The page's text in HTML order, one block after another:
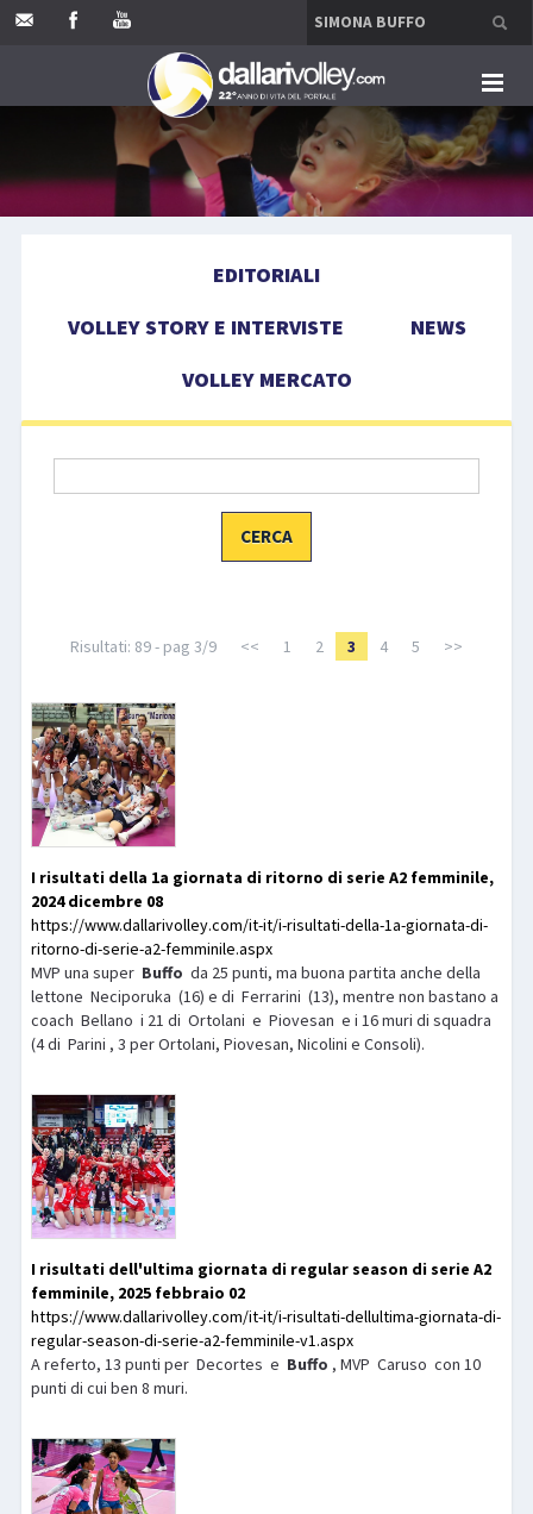
HOME
COMPETIZIONI
EVENTI
EDITORIALI
VOLLEY STORY E INTERVISTE
NEWS
VOLLEY MERCATO
Risultati: 89 - pag 3/9 << 1 2 3 4 5 >>
I risultati della 1a giornata di ritorno di serie A2 femminile,
2024 dicembre 08
https://www.dallarivolley.com/it-it/i-risultati-della-1a-giornata-di-
ritorno-di-serie-a2-femminile.aspx
MVP una super Buffo da 25 punti, ma buona partita anche della
lettone Neciporuka (16) e di Ferrarini (13), mentre non bastano a
coach Bellano i 21 di Ortolani e Piovesan e i 16 muri di squadra
(4 di Parini , 3 per Ortolani, Piovesan, Nicolini e Consoli).
I risultati dell'ultima giornata di regular season di serie A2
femminile, 2025 febbraio 02
https://www.dallarivolley.com/it-it/i-risultati-dellultima-giornata-di-
regular-season-di-serie-a2-femminile-v1.aspx
A referto, 13 punti per Decortes e Buffo , MVP Caruso con 10
punti di cui ben 8 muri.